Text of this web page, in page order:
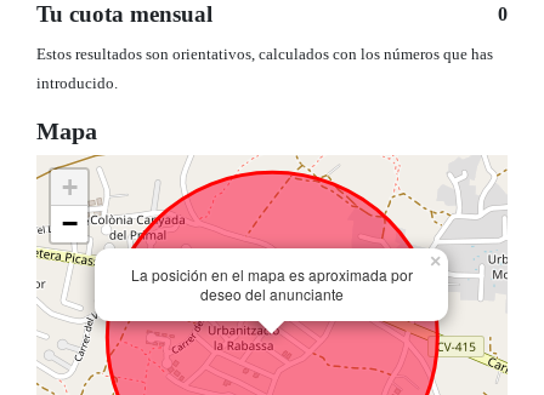
Tu cuota mensual 0
Estos resultados son orientativos, calculados con los números que has
introducido.
Mapa
La posición en el mapa es aproximada por
deseo del anunciante
×
+
−